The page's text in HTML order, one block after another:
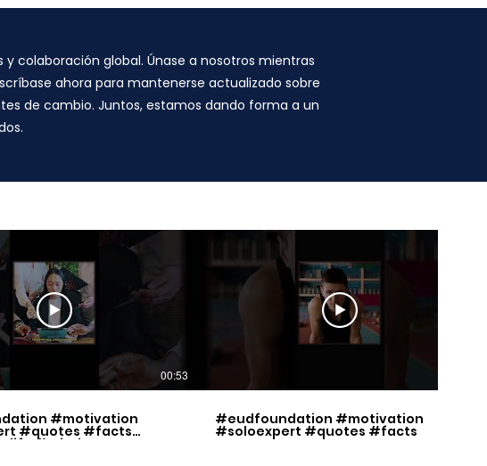
colaboración global. Únase a nosotros mientras
ahora para mantenerse actualizado sobre
de cambio. Juntos, estamos dando forma a un
00:53
#motivation
#quotes #facts
#mindset
#eudfoundation #motivation
#soloexpert #quotes #facts